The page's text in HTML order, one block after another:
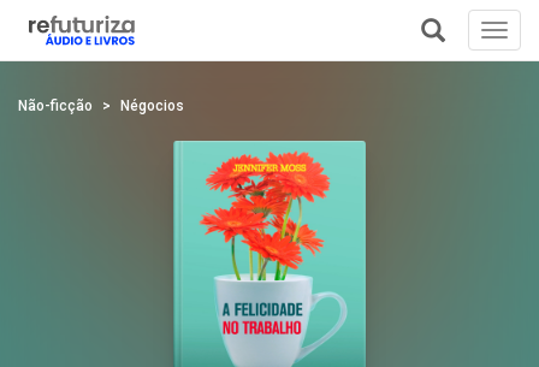
Não-ficção Négocios